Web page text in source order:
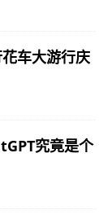
花车大游行庆
究竟是个